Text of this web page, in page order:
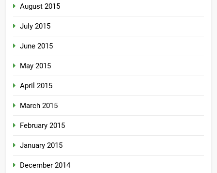
August 2015
July 2015
June 2015
May 2015
April 2015
March 2015
February 2015
January 2015
December 2014